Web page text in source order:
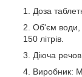
Доза
Об'єм води,
150 літрів.
Діюча
Виробник: